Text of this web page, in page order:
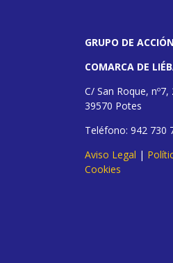
GRUPO DE
COMARCA DE
C/ San Roque, nº7,
39570 Potes
Teléfono: 942 730
Aviso Legal |
Cookies